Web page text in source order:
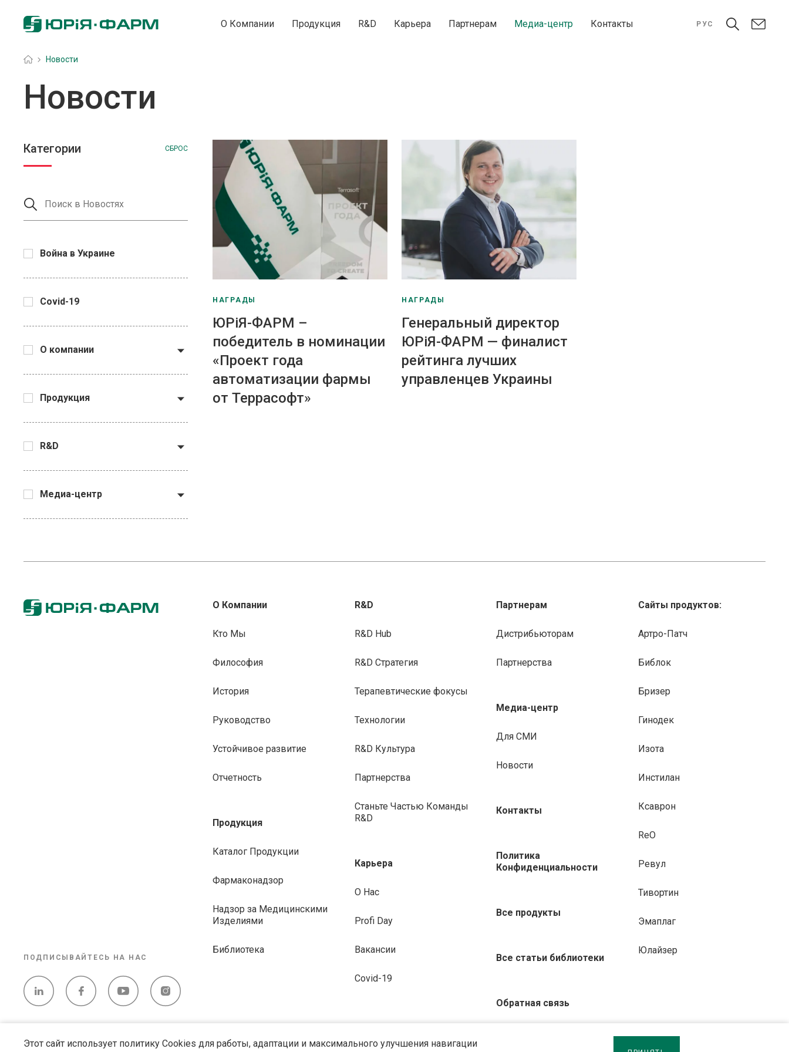
О Компании Продукция R&D Карьера Партнерам Медиа-центр Контакты РУС
Головна
» Новости
Новости
Категории СБРОС
Война в Украине
Covid-19
О компании
Продукция
R&D
Медиа-центр
НАГРАДЫ
ЮРіЯ-ФАРМ –
победитель в номинации
«Проект года
автоматизации фармы
от Террасофт»
НАГРАДЫ
Генеральный директор
ЮРіЯ-ФАРМ — финалист
рейтинга лучших
управленцев Украины
Этот сайт использует политику Cookies для работы, адаптации и максимального улучшения навигации
О Компании
Кто Мы
Философия
История
Руководство
Устойчивое развитие
Отчетность
Продукция
Каталог Продукции
Фармаконадзор
Надзор за Медицинскими
Изделиями
Библиотека
R&D
R&D Hub
R&D Стратегия
Терапевтические фокусы
Технологии
R&D Культура
Партнерства
Станьте Частью Команды
R&D
Карьера
О Нас
Profi Day
Вакансии
Covid-19
Партнерам
Дистрибьюторам
Партнерства
Медиа-центр
Для СМИ
Новости
Контакты
Политика
Конфиденциальности
Все продукты
Все статьи библиотеки
Обратная связь
Сайты продуктов:
Артро-Патч
Библок
Бризер
Гинодек
Изота
Инстилан
Ксаврон
ReO
Ревул
Тивортин
Эмаплаг
Юлайзер
ПОДПИСЫВАЙТЕСЬ НА НАС